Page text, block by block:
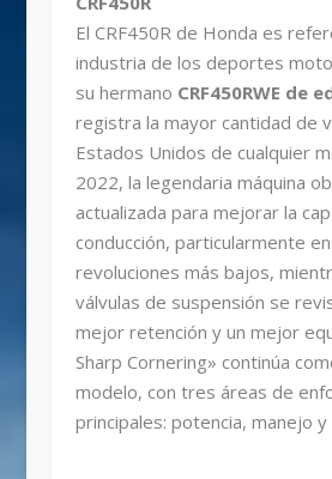
El CRF450R de Honda es
industria de los deportes
su hermano CRF450RWE de
registra la mayor cantidad de
Estados Unidos de cualquier
2022, la legendaria máquina
actualizada para mejorar la
conducción, particularmente
revoluciones más bajos,
válvulas de suspensión se
mejor retención y un mejor
Sharp Cornering» continúa
modelo, con tres áreas de
principales: potencia, manejo y